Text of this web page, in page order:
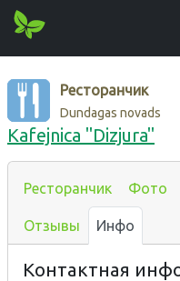
Ресторанчик
Dundagas novads
Kafejnica "Dizjura"
Ресторанчик Фото
Отзывы Инфо
Контактная